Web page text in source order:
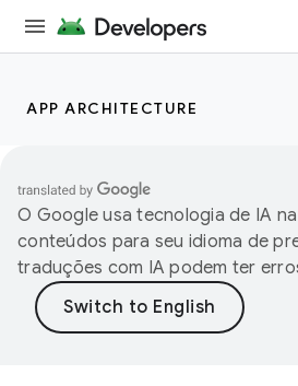
APP ARCHITECTURE
O Google usa tecnologia de IA
conteúdos para seu idioma de
traduções com IA podem ter